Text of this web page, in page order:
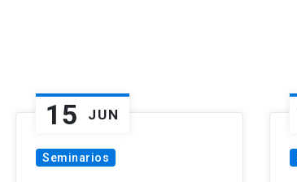
15 JUN
Seminarios